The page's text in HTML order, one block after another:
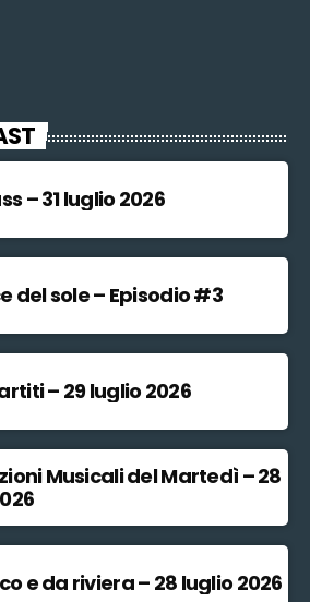
– 31 luglio 2026
del sole – Episodio #3
– 29 luglio 2026
Musicali del Martedì – 28
e da riviera – 28 luglio 2026